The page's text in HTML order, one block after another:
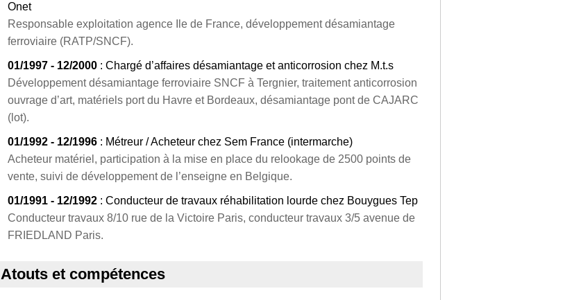
Onet
Responsable exploitation agence Ile de France, développement désamiantage
ferroviaire (RATP/SNCF).
01/1997 - 12/2000 : Chargé d’affaires désamiantage et anticorrosion chez M.t.s
Développement désamiantage ferroviaire SNCF à Tergnier, traitement anticorrosion
ouvrage d’art, matériels port du Havre et Bordeaux, désamiantage pont de CAJARC
(lot).
01/1992 - 12/1996 : Métreur / Acheteur chez Sem France (intermarche)
Acheteur matériel, participation à la mise en place du relookage de 2500 points de
vente, suivi de développement de l’enseigne en Belgique.
01/1991 - 12/1992 : Conducteur de travaux réhabilitation lourde chez Bouygues Tep
Conducteur travaux 8/10 rue de la Victoire Paris, conducteur travaux 3/5 avenue de
FRIEDLAND Paris.
Atouts et compétences